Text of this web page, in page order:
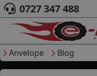
ACASA
DESPRE
0727 347 488
Anvelope Blog